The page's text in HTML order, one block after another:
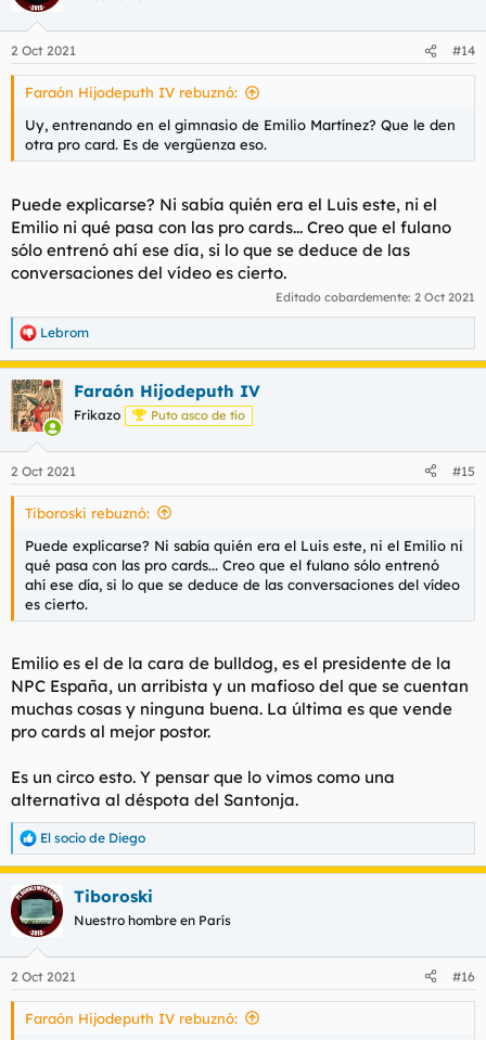
2 Oct 2021 #14
Faraón Hijodeputh IV rebuznó:
Uy, entrenando en el gimnasio de Emilio Martínez? Que le den
otra pro card. Es de vergüenza eso.
Puede explicarse? Ni sabía quién era el Luis este, ni el
Emilio ni qué pasa con las pro cards... Creo que el fulano
sólo entrenó ahí ese día, si lo que se deduce de las
conversaciones del vídeo es cierto.
Editado cobardemente: 2 Oct 2021
R
e
a
c
c
i
e
s
Lebrom
Faraón Hijodeputh IV
Frikazo Puto asco de tío
2 Oct 2021 #15
Tiboroski rebuznó:
Puede explicarse? Ni sabía quién era el Luis este, ni el Emilio ni
qué pasa con las pro cards... Creo que el fulano sólo entrenó
ahí ese día, si lo que se deduce de las conversaciones del vídeo
es cierto.
Emilio es el de la cara de bulldog, es el presidente de la
NPC España, un arribista y un mafioso del que se cuentan
muchas cosas y ninguna buena. La última es que vende
pro cards al mejor postor.
Es un circo esto. Y pensar que lo vimos como una
alternativa al déspota del Santonja.
R
e
a
c
c
i
e
s
El socio de Diego
Tiboroski
Nuestro hombre en París
2 Oct 2021 #16
Faraón Hijodeputh IV rebuznó: